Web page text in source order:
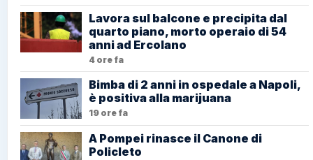
Lavora sul balcone e precipita dal
quarto piano, morto operaio di 54
anni ad Ercolano
4 ore fa
Bimba di 2 anni in ospedale a Napoli,
è positiva alla marijuana
19 ore fa
A Pompei rinasce il Canone di
Policleto